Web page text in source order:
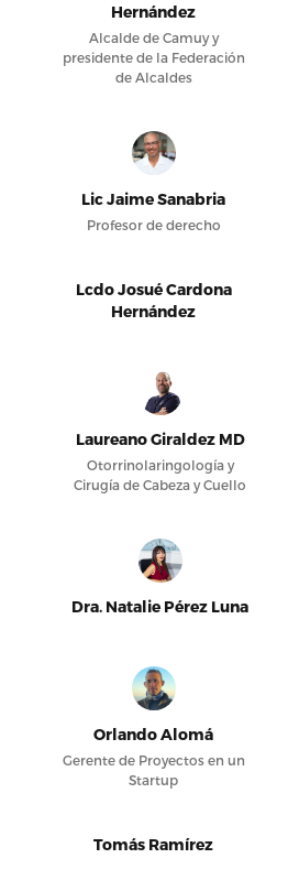
Hernández
Alcalde de Camuy y
presidente de la Federación
de Alcaldes
Lic Jaime Sanabria
Profesor de derecho
Lcdo Josué Cardona
Hernández
Laureano Giraldez MD
Otorrinolaringología y
Cirugía de Cabeza y Cuello
Dra. Natalie Pérez Luna
Orlando Alomá
Gerente de Proyectos en un
Startup
Tomás Ramírez